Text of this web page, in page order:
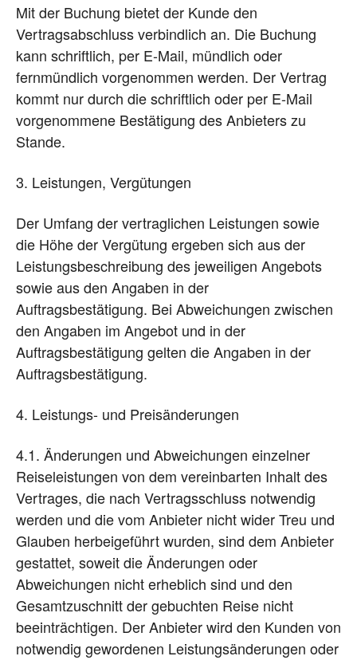
Mit der Buchung bietet der Kunde den
Vertragsabschluss verbindlich an. Die Buchung
kann schriftlich, per E-Mail, mündlich oder
fernmündlich vorgenommen werden. Der Vertrag
kommt nur durch die schriftlich oder per E-Mail
vorgenommene Bestätigung des Anbieters zu
Stande.
3. Leistungen, Vergütungen
Der Umfang der vertraglichen Leistungen sowie
die Höhe der Vergütung ergeben sich aus der
Leistungsbeschreibung des jeweiligen Angebots
sowie aus den Angaben in der
Auftragsbestätigung. Bei Abweichungen zwischen
den Angaben im Angebot und in der
Auftragsbestätigung gelten die Angaben in der
Auftragsbestätigung.
4. Leistungs- und Preisänderungen
4.1. Änderungen und Abweichungen einzelner
Reiseleistungen von dem vereinbarten Inhalt des
Vertrages, die nach Vertragsschluss notwendig
werden und die vom Anbieter nicht wider Treu und
Glauben herbeigeführt wurden, sind dem Anbieter
gestattet, soweit die Änderungen oder
Abweichungen nicht erheblich sind und den
Gesamtzuschnitt der gebuchten Reise nicht
beeinträchtigen. Der Anbieter wird den Kunden von
notwendig gewordenen Leistungsänderungen oder